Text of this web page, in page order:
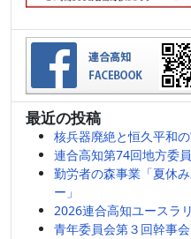
最近の投稿
核兵器廃絶と恒久平和
連合高知第74回地方委
勤労者の森事業「夏休
ー」
2026連合高知ユース
青年委員会第３回幹事